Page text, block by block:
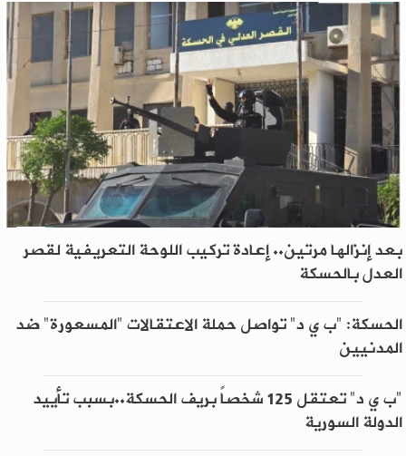
بعد إنزالها مرتين.. إعادة تركيب اللوحة التعريفية لقصر
العدل بالحسكة
الحسكة: "ب ي د" تواصل حملة الاعتقالات "المسعورة" ضد
المدنيين
"ب ي د" تعتقل 125 شخصاً بريف الحسكة..بسبب تأييد
الدولة السورية